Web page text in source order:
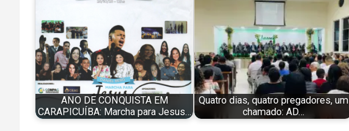
ANO DE CONQUISTA EM
CARAPICUÍBA: Marcha para Jesus…
Quatro dias, quatro pregadores, um
chamado: AD…